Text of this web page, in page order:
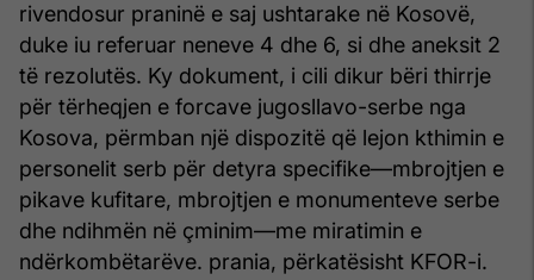
rivendosur praninë e saj ushtarake në Kosovë,
duke iu referuar neneve 4 dhe 6, si dhe aneksit 2
të rezolutës. Ky dokument, i cili dikur bëri thirrje
për tërheqjen e forcave jugosllavo-serbe nga
Kosova, përmban një dispozitë që lejon kthimin e
personelit serb për detyra specifike—mbrojtjen e
pikave kufitare, mbrojtjen e monumenteve serbe
dhe ndihmën në çminim—me miratimin e
ndërkombëtarëve. prania, përkatësisht KFOR-i.